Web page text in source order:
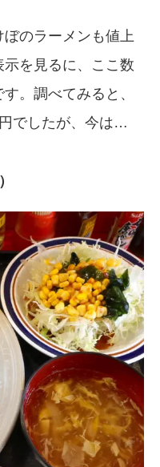
のラーメンも値上
を見るに、ここ数
。調べてみると、
でしたが、今は…